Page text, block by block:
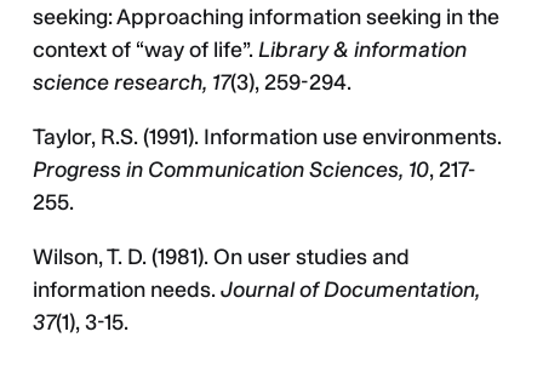
seeking: Approaching information seeking in the
context of “way of life”.Library & information
science research, 17(3), 259-294.
Taylor, R.S. (1991). Information use environments.
Progress in Communication Sciences, 10, 217-
255.
Wilson, T. D. (1981). On user studies and
information needs.Journal of Documentation,
37(1), 3-15.